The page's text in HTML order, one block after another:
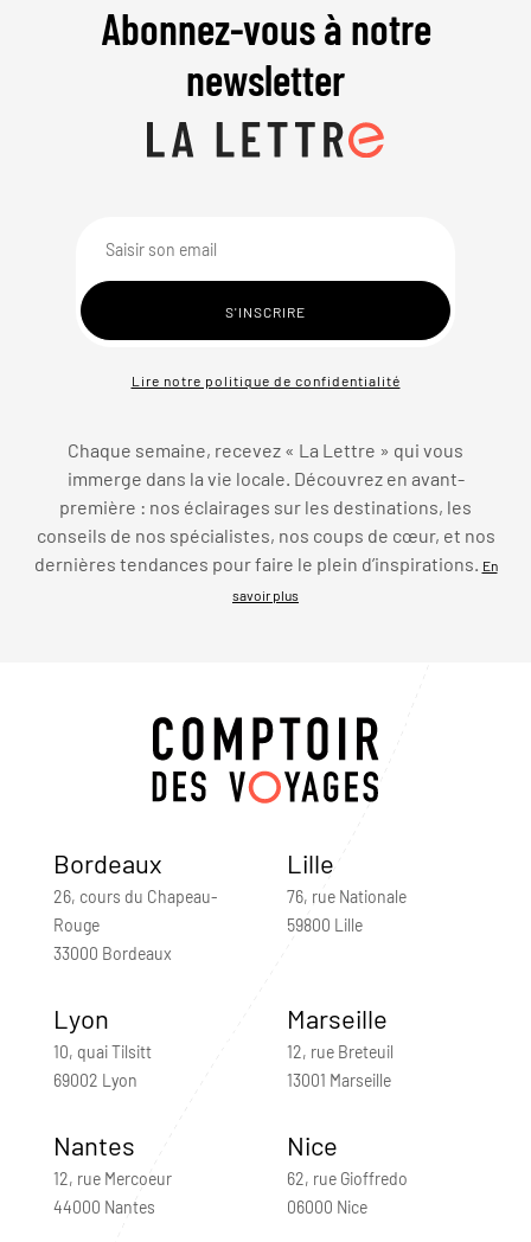
Abonnez-vous à notre
newsletter
Lire notre politique de confidentialité
Chaque semaine, recevez « La Lettre » qui vous
immerge dans la vie locale. Découvrez en avant-
première : nos éclairages sur les destinations, les
conseils de nos spécialistes, nos coups de cœur, et nos
dernières tendances pour faire le plein d’inspirations.
En
savoir plus
Bordeaux
26, cours du Chapeau-
Rouge
33000 Bordeaux
Lille
76, rue Nationale
59800 Lille
Lyon
10, quai Tilsitt
69002 Lyon
Marseille
12, rue Breteuil
13001 Marseille
Nantes
12, rue Mercoeur
44000 Nantes
Nice
62, rue Gioffredo
06000 Nice